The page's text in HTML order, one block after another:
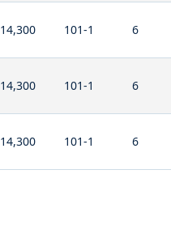
14,300 101-1 6
14,300 101-1 6
14,300 101-1 6